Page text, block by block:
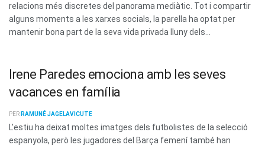
relacions més discretes del panorama mediàtic. Tot i compartir
alguns moments a les xarxes socials, la parella ha optat per
mantenir bona part de la seva vida privada lluny dels...
Irene Paredes emociona amb les seves
vacances en família
PER RAMUNÉ JAGELAVICUTE
L'estiu ha deixat moltes imatges dels futbolistes de la selecció
espanyola, però les jugadores del Barça femení també han